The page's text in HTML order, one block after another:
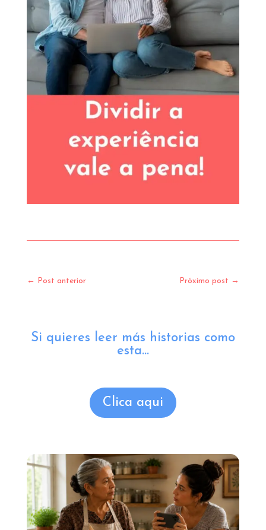
← Post anterior Próximo post →
Si quieres leer más historias como
esta...
Clica aqui